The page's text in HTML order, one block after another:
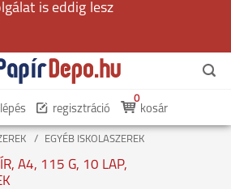
is eddig lesz
regisztráció kosár
0
EGYÉB ISKOLASZEREK
A4, 115 G, 10 LAP,